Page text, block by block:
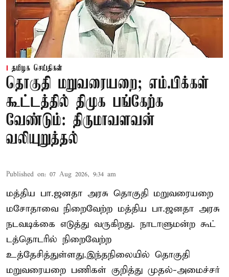
தமிழக செய்திகள்
தொகுதி மறுவரையறை; எம்.பிக்கள்
கூட்டத்தில் திமுக பங்கேற்க
வேண்டும்: திருமாவளவன்
வலியுறுத்தல்
Published on: 07 Aug 2026, 9:34 am
மத்திய பா.ஜனதா அரசு தொகுதி மறுவரையறை
மசோதாவை நிறைவேற்ற மத்திய பா.ஜனதா அரசு
நடவடிக்கை எடுத்து வருகிறது. நாடாளுமன்ற கூட்
டத்தொடரில் நிறைவேற்ற
உத்தேசித்துள்ளது.இந்தநிலையில் தொகுதி
மறுவரையறை பணிகள் குறித்து முதல்-அமைச்சர்